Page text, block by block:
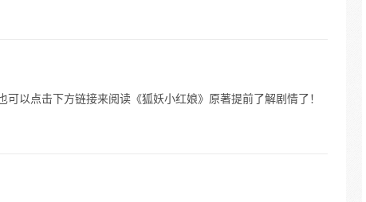
以点击下方链接来阅读《狐妖小红娘》原著提前了解剧情了！